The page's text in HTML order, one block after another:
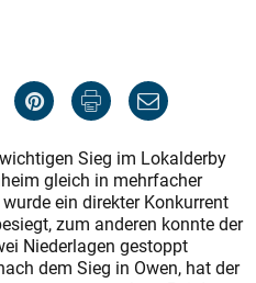
Sieg im Lokalderby
gleich in mehrfacher
ein direkter Konkurrent
zum anderen konnte der
Niederlagen gestoppt
dem Sieg in Owen, hat der